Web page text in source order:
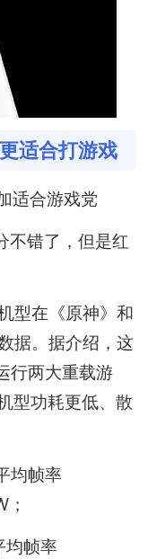
适合打游戏
适合游戏党
不错了，但是红
型在《原神》和
据。据介绍，这
行两大重载游
型功耗更低、散
均帧率
均帧率